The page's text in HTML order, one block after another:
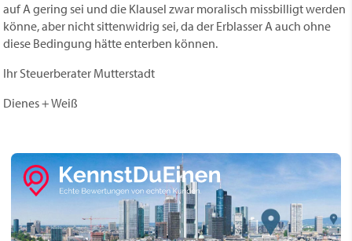
auf A gering sei und die Klausel zwar moralisch missbilligt werden
könne, aber nicht sittenwidrig sei, da der Erblasser A auch ohne
diese Bedingung hätte enterben können.
Ihr Steuerberater Mutterstadt
Dienes + Weiß